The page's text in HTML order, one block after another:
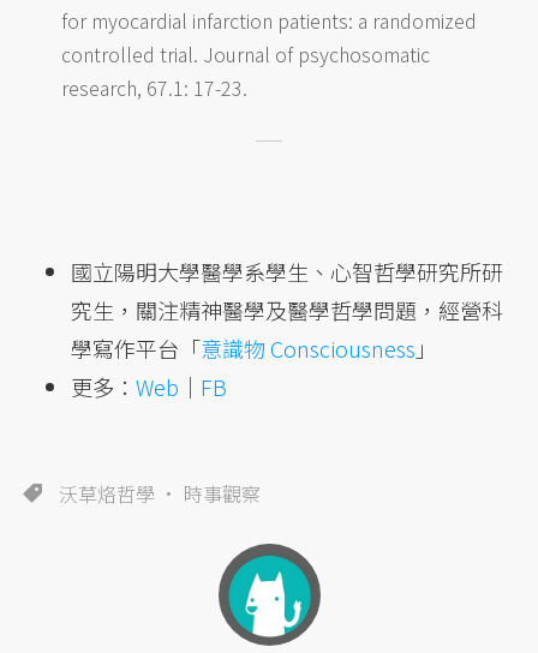
for myocardial infarction patients: a randomized
controlled trial. Journal of psychosomatic
research, 67.1: 17-23.
國立陽明大學醫學系學生、心智哲學研究所研
究生，關注精神醫學及醫學哲學問題，經營科
學寫作平台「意識物 Consciousness 」
更多：Web ｜ FB
沃草烙哲學 時事觀察